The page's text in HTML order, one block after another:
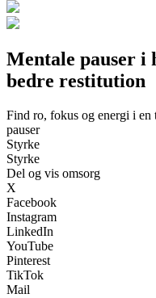
Mentale pauser i
bedre restitution
Find ro, fokus og energi i en
pauser
Styrke
Styrke
Del og vis omsorg
X
Facebook
Instagram
LinkedIn
YouTube
Pinterest
TikTok
Mail